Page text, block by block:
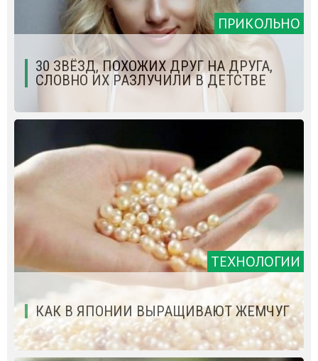
ПРИКОЛЬНО
30 ЗВЁЗД, ПОХОЖИХ ДРУГ НА ДРУГА,
СЛОВНО ИХ РАЗЛУЧИЛИ В ДЕТСТВЕ
ТЕХНОЛОГИИ
КАК В ЯПОНИИ ВЫРАЩИВАЮТ ЖЕМЧУГ